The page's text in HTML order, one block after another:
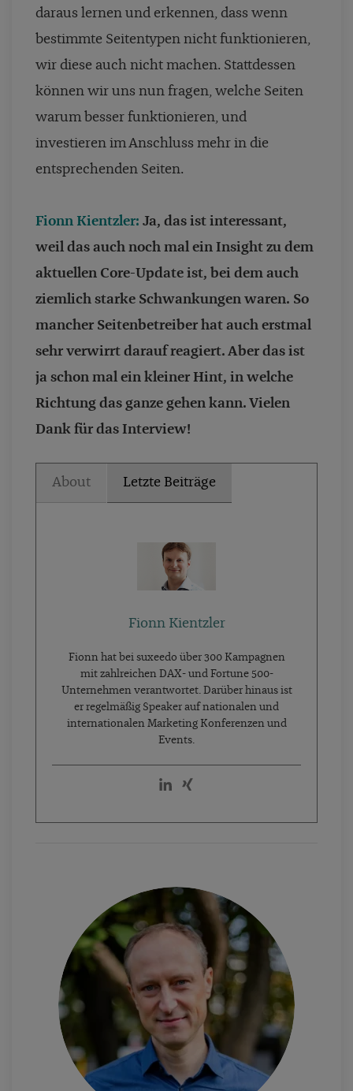
daraus lernen und erkennen, dass wenn
bestimmte Seitentypen nicht funktionieren,
wir diese auch nicht machen. Stattdessen
können wir uns nun fragen, welche Seiten
warum besser funktionieren, und
investieren im Anschluss mehr in die
entsprechenden Seiten.
Fionn Kientzler: Ja, das ist interessant,
weil das auch noch mal ein Insight zu dem
aktuellen Core-Update ist, bei dem auch
ziemlich starke Schwankungen waren. So
mancher Seitenbetreiber hat auch erstmal
sehr verwirrt darauf reagiert. Aber das ist
ja schon mal ein kleiner Hint, in welche
Richtung das ganze gehen kann. Vielen
Dank für das Interview!
About Letzte Beiträge
Fionn Kientzler
Fionn hat bei suxeedo über 300 Kampagnen
mit zahlreichen DAX- und Fortune 500-
Unternehmen verantwortet. Darüber hinaus ist
er regelmäßig Speaker auf nationalen und
internationalen Marketing Konferenzen und
Events.